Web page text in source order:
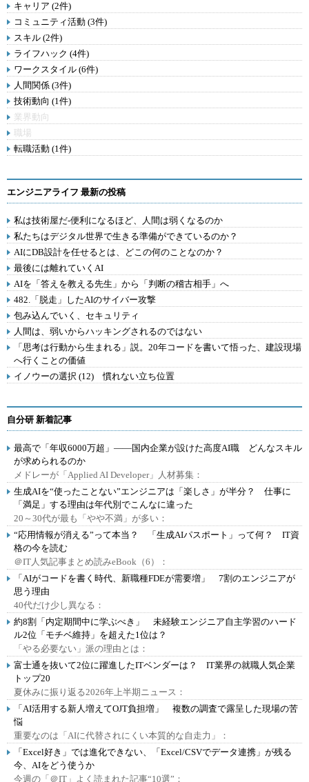
キャリア (2件)
コミュニティ活動 (3件)
スキル (2件)
ライフハック (4件)
ワークスタイル (6件)
人間関係 (3件)
技術動向 (1件)
業界動向
職場
転職活動 (1件)
エンジニアライフ 最新の投稿
私は技術屋だ-便利になるほど、人間は弱くなるのか
私たちはデジタル世界で生きる準備ができているのか？
AIにDB設計を任せるとは、どこの何のことなのか？
最後には離れていくAI
AIを「答えを教える先生」から「判断の稽古相手」へ
482.「脱走」したAIのサイバー攻撃
包み込んでいく、セキュリティ
人間は、弱いからハッキングされるのではない
「思考は行動から生まれる」説。20年コードを書いて悟った、建設現場
へ行くことの価値
イノウーの選択 (12) 慣れない立ち位置
自分研 新着記事
最高で「年収6000万超」――国内企業が設けた高度AI職 どんなスキル
が求められるのか
メドレーが「Applied AI Developer」人材募集：
生成AIを“使ったことない”エンジニアは「楽しさ」が半分？ 仕事に
「満足」する理由は年代別でこんなに違った
20～30代が最も「やや不満」が多い：
“応用情報が消える”って本当？ 「生成AIパスポート」って何？ IT資
格の今を読む
＠IT人気記事まとめ読みeBook（6）：
「AIがコードを書く時代、新職種FDEが需要増」 7割のエンジニアが
思う理由
40代だけ少し異なる：
約8割「内定期間中に学ぶべき」 未経験エンジニア自主学習のハード
ル2位「モチベ維持」を超えた1位は？
「やる必要ない」派の理由とは：
富士通を抜いて2位に躍進したITベンダーは？ IT業界の就職人気企業
トップ20
夏休みに振り返る2026年上半期ニュース：
「AI活用する新人増えてOJT負担増」 複数の調査で露呈した現場の苦
悩
重要なのは「AIに代替されにくい本質的な自走力」：
「Excel好き」では進化できない、「Excel/CSVでデータ連携」が残る
今、AIをどう使うか
今週の「＠IT」よく読まれた記事“10選”：